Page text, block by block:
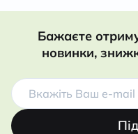
Бажаєте
новинки,